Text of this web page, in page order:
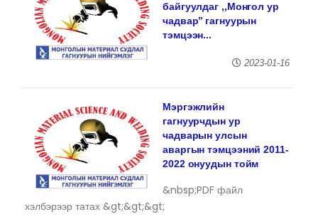
байгуулдаг ,,Монгол ур
чадвар’’ гагнуурын
тэмцээн...
2023-01-16
Мэргэжлийн
гагнуурчдын ур
чадварын улсын
аваргын тэмцээний 2011-
2022 онуудын тойм
&nbsp;PDF файл
хэлбэрээр татах &gt;&gt;&gt;